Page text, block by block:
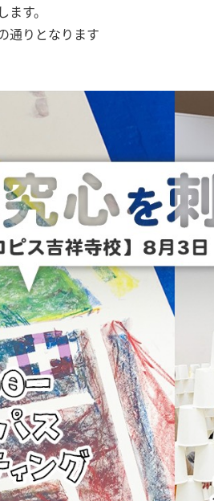
す。
通りとなります